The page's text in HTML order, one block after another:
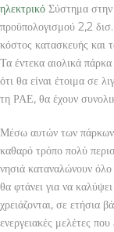
ηλεκτρικό Σύστημα στην
προϋπολογισμού 2,2 δισ.
κόστος κατασκευής και
Τα έντεκα αιολικά
ότι θα είναι έτοιμα σε
τη ΡΑΕ, θα έχουν
Μέσω αυτών των πάρκων,
καθαρό τρόπο πολύ
νησιά καταναλώνουν
θα φτάνει για να
χρειάζονται, σε ετήσια
ενεργειακές μελέτες